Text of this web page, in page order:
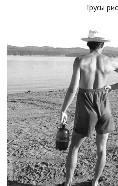
Трусы